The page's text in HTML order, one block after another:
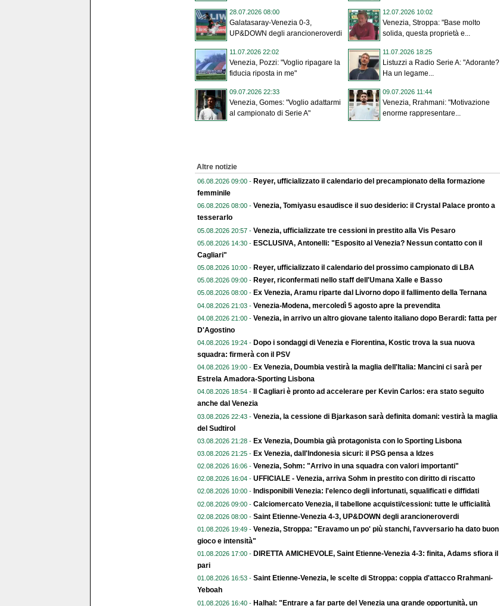
28.07.2026 08:00
Galatasaray-Venezia 0-3,
UP&DOWN degli arancioneroverdi
12.07.2026 10:02
Venezia, Stroppa: "Base molto
solida, questa proprietà e...
11.07.2026 22:02
Venezia, Pozzi: "Voglio ripagare la
fiducia riposta in me"
11.07.2026 18:25
Listuzzi a Radio Serie A: "Adorante?
Ha un legame...
09.07.2026 22:33
Venezia, Gomes: "Voglio adattarmi
al campionato di Serie A"
09.07.2026 11:44
Venezia, Rrahmani: "Motivazione
enorme rappresentare...
Altre notizie
06.08.2026 09:00 - Reyer, ufficializzato il calendario del precampionato della formazione
femminile
06.08.2026 08:00 - Venezia, Tomiyasu esaudisce il suo desiderio: il Crystal Palace pronto a
tesserarlo
05.08.2026 20:57 - Venezia, ufficializzate tre cessioni in prestito alla Vis Pesaro
05.08.2026 14:30 - ESCLUSIVA, Antonelli: "Esposito al Venezia? Nessun contatto con il
Cagliari"
05.08.2026 10:00 - Reyer, ufficializzato il calendario del prossimo campionato di LBA
05.08.2026 09:00 - Reyer, riconfermati nello staff dell'Umana Xalle e Basso
05.08.2026 08:00 - Ex Venezia, Aramu riparte dal Livorno dopo il fallimento della Ternana
04.08.2026 21:03 - Venezia-Modena, mercoledì 5 agosto apre la prevendita
04.08.2026 21:00 - Venezia, in arrivo un altro giovane talento italiano dopo Berardi: fatta per
D'Agostino
04.08.2026 19:24 - Dopo i sondaggi di Venezia e Fiorentina, Kostic trova la sua nuova
squadra: firmerà con il PSV
04.08.2026 19:00 - Ex Venezia, Doumbia vestirà la maglia dell'Italia: Mancini ci sarà per
Estrela Amadora-Sporting Lisbona
04.08.2026 18:54 -
Il Cagliari è pronto ad accelerare per Kevin Carlos: era stato seguito
anche dal Venezia
03.08.2026 22:43 - Venezia, la cessione di Bjarkason sarà definita domani: vestirà la maglia
del Sudtirol
03.08.2026 21:28 - Ex Venezia, Doumbia già protagonista con lo Sporting Lisbona
03.08.2026 21:25 - Ex Venezia, dall'Indonesia sicuri: il PSG pensa a Idzes
02.08.2026 16:06 - Venezia, Sohm: "Arrivo in una squadra con valori importanti"
02.08.2026 16:04 - UFFICIALE - Venezia, arriva Sohm in prestito con diritto di riscatto
02.08.2026 10:00 - Indisponibili Venezia: l'elenco degli infortunati, squalificati e diffidati
02.08.2026 09:00 - Calciomercato Venezia, il tabellone acquisti/cessioni: tutte le ufficialità
02.08.2026 08:00 - Saint Etienne-Venezia 4-3, UP&DOWN degli arancioneroverdi
01.08.2026 19:49 - Venezia, Stroppa: "Eravamo un po' più stanchi, l'avversario ha dato buon
gioco e intensità"
01.08.2026 17:00 - DIRETTA AMICHEVOLE, Saint Etienne-Venezia 4-3: finita, Adams sfiora il
pari
01.08.2026 16:53 - Saint Etienne-Venezia, le scelte di Stroppa: coppia d'attacco Rrahmani-
Yeboah
01.08.2026 16:40 - Halhal: "Entrare a far parte del Venezia una grande opportunità, un